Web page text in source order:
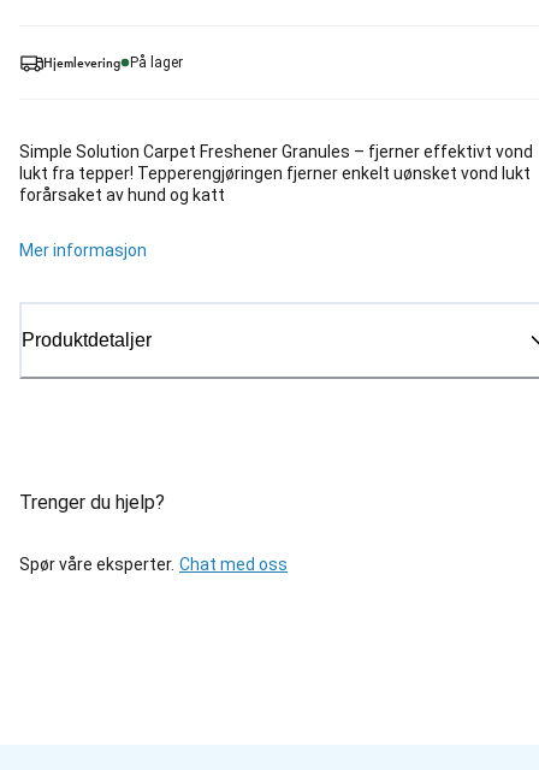
Hjemlevering På lager
Simple Solution Carpet Freshener Granules – fjerner effektivt vond
lukt fra tepper! Tepperengjøringen fjerner enkelt uønsket vond lukt
forårsaket av hund og katt
Mer informasjon
Produktdetaljer
Trenger du hjelp?
Spør våre eksperter. Chat med oss